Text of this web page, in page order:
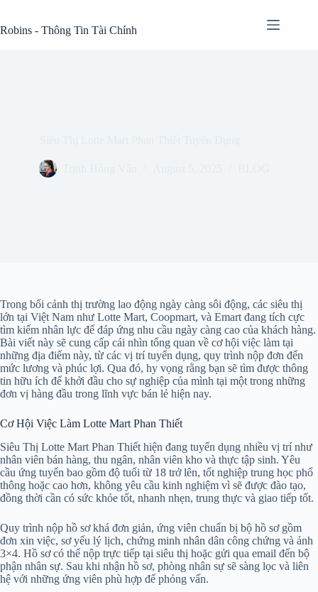
content
Robins - Thông Tin Tài Chính
Trong bối cảnh thị trường lao động ngày càng sôi động, các siêu thị
lớn tại Việt Nam như Lotte Mart, Coopmart, và Emart đang tích cực
tìm kiếm nhân lực để đáp ứng nhu cầu ngày càng cao của khách hàng.
Bài viết này sẽ cung cấp cái nhìn tổng quan về cơ hội việc làm tại
những địa điểm này, từ các vị trí tuyển dụng, quy trình nộp đơn đến
mức lương và phúc lợi. Qua đó, hy vọng rằng bạn sẽ tìm được thông
tin hữu ích để khởi đầu cho sự nghiệp của mình tại một trong những
đơn vị hàng đầu trong lĩnh vực bán lẻ hiện nay.
Cơ Hội Việc Làm Lotte Mart Phan Thiết
Siêu Thị Lotte Mart Phan Thiết hiện đang tuyển dụng nhiều vị trí như
nhân viên bán hàng, thu ngân, nhân viên kho và thực tập sinh. Yêu
cầu ứng tuyển bao gồm độ tuổi từ 18 trở lên, tốt nghiệp trung học phổ
thông hoặc cao hơn, không yêu cầu kinh nghiệm vì sẽ được đào tạo,
đồng thời cần có sức khỏe tốt, nhanh nhẹn, trung thực và giao tiếp tốt.
Quy trình nộp hồ sơ khá đơn giản, ứng viên chuẩn bị bộ hồ sơ gồm
đơn xin việc, sơ yếu lý lịch, chứng minh nhân dân công chứng và ảnh
3×4. Hồ sơ có thể nộp trực tiếp tại siêu thị hoặc gửi qua email đến bộ
phận nhân sự. Sau khi nhận hồ sơ, phòng nhân sự sẽ sàng lọc và liên
hệ với những ứng viên phù hợp để phỏng vấn.